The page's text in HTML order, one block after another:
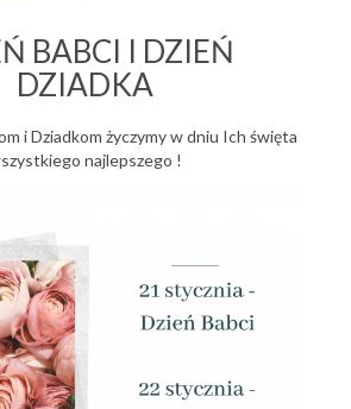
BABCI I DZIEŃ
DZIADKA
i Dziadkom życzymy w dniu Ich święta
najlepszego !